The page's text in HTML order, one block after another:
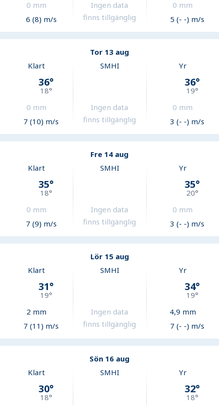
0 mm
6 (8) m/s
Ingen data
finns tillgänglig
0 mm
5 (- -) m/s
Tor 13 aug
Klart
36°
18°
0 mm
7 (10) m/s
SMHI
Ingen data
finns tillgänglig
Yr
36°
19°
0 mm
3 (- -) m/s
Fre 14 aug
Klart
35°
18°
0 mm
7 (9) m/s
SMHI
Ingen data
finns tillgänglig
Yr
35°
20°
0 mm
3 (- -) m/s
Lör 15 aug
Klart
31°
19°
2 mm
7 (11) m/s
SMHI
Ingen data
finns tillgänglig
Yr
34°
19°
4,9 mm
7 (- -) m/s
Sön 16 aug
Klart
30°
18°
SMHI Yr
32°
18°